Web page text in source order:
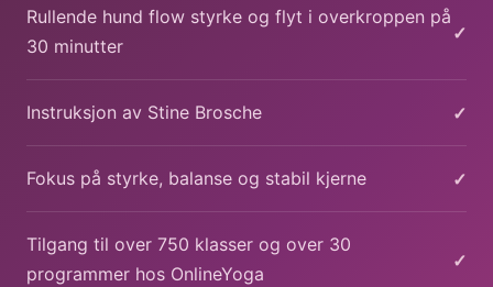
Rullende hund flow styrke og flyt i overkroppen på
30 minutter
✓
Instruksjon av Stine Brosche ✓
Fokus på styrke, balanse og stabil kjerne ✓
Tilgang til over 750 klasser og over 30
programmer hos OnlineYoga
✓